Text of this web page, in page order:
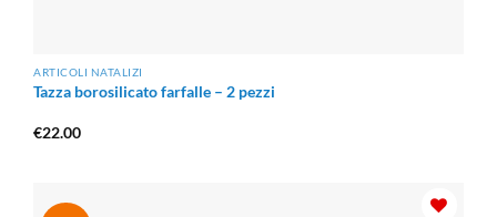
ARTICOLI NATALIZI
Tazza borosilicato farfalle – 2 pezzi
€22.00